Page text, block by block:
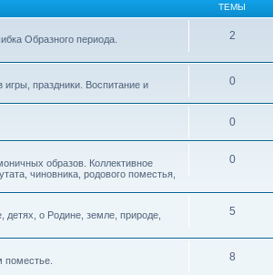
ТЕМЫ
Образного периода. 2
праздники. Воспитание и
0
0
образов. Коллективное
чиновника, родового поместья,
0
о Родине, земле, природе,
5
поместье. 8